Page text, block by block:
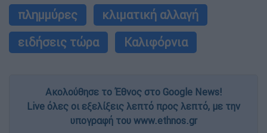
πλημμύρες
κλιματική αλλαγή
ειδήσεις τώρα
Καλιφόρνια
Ακολούθησε το Έθνος στο Google News!
Live όλες οι εξελίξεις λεπτό προς λεπτό, με την
υπογραφή του www.ethnos.gr